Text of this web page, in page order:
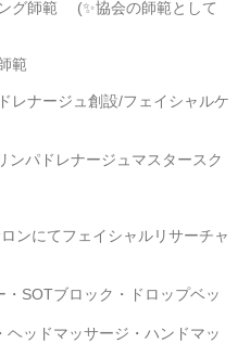
(✨協会の師範として
ュ創設/フェイシャルケ
パドレナージュマスタースク
フェイシャルリサーチャ
SOTブロック・ドロップベッ
ッサージ・ハンドマッ